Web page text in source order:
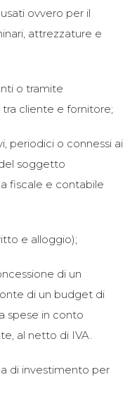
ovvero per il
attrezzature e
o tramite
cliente e fornitore;
periodici o connessi ai
soggetto
fiscale e contabile
e alloggio);
di un
di un budget di
spese in conto
al netto di IVA.
di investimento per